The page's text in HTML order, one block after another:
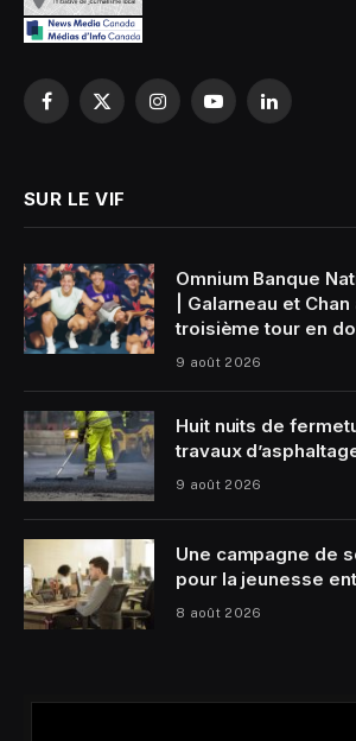
Facebook
X
InstagramYouTubeLinkedIn
SUR LE VIF
Omnium Banque
| Galarneau et
troisième tour en
9 août 2026
Huit nuits de
travaux
9 août 2026
Une campagne de
pour la jeunesse
8 août 2026